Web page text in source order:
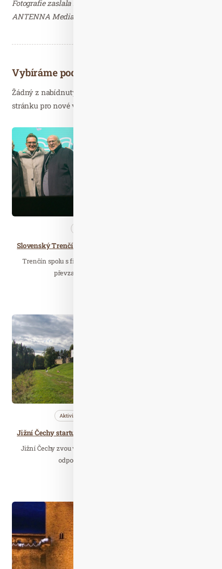
Fotografie zaslala Kateřina Svobodová, kontakt PR ČR,
ANTENNA Media Monitoring s.r.o. – děkujeme.
Vybíráme podobné články
Žádný z nabídnutých článků vás nezajímá? Aktualizujte
stránku pro nové výsledky...
Trenčín spolu s finským Oulu oficiálně o minulém víkendu
převzaly titul Evropské hlavní město…
Aktivity
Jižní Čechy zvou všechny milovníky kol, přírody a aktivního
odpočinku na slavnostní zahájení…